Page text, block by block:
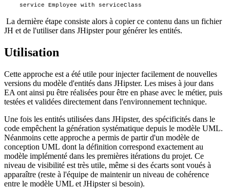
service Employee with serviceClass
La dernière étape consiste alors à copier ce contenu dans un fichier
JH et de l'utiliser dans JHipster pour générer les entités.
Utilisation
Cette approche est a été utile pour injecter facilement de nouvelles
versions du modèle d'entités dans JHipster. Les mises à jour dans
EA ont ainsi pu être réalisées pour être en phase avec le métier, puis
testées et validées directement dans l'environnement technique.
Une fois les entités utilisées dans JHipster, des spécificités dans le
code empêchent la génération systématique depuis le modèle UML.
Néanmoins cette approche a permis de partir d'un modèle de
conception UML dont la définition correspond exactement au
modèle implémenté dans les premières itérations du projet. Ce
niveau de visibilité est très utile, même si des écarts sont voués à
apparaître (reste à l'équipe de maintenir un niveau de cohérence
entre le modèle UML et JHipster si besoin).